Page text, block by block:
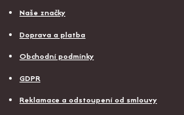
Naše značky
Doprava a platba
Obchodní podmínky
GDPR
Reklamace a odstoupení od smlouvy